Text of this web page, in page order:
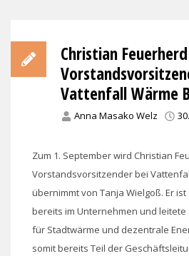
Christian
Vattenfall Wärme
Anna Masako Welz
Zum 1. September wird Christian
Vorstandsvorsitzender bei
übernimmt von Tanja Wielgoß. Er ist
bereits im Unternehmen und
für Stadtwärme und dezentrale
somit bereits Teil der